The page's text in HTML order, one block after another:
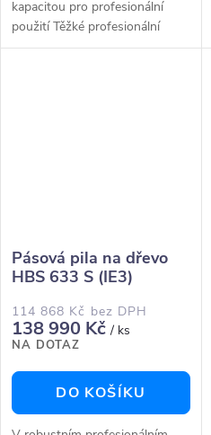
kapacitou pro profesionální
použití Těžké profesionální
provedení s vysokou vlastní
Pásová pila na dřevo
HBS 633 S (IE3)
114 868 Kč bez DPH
138 990 Kč/ ks
NA DOTAZ
DO KOŠÍKU